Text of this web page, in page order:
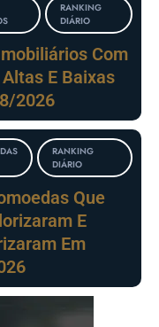
RANKING
DIÁRIO
Com
E Baixas
2026
RANKING
DIÁRIO
Que
E
Em